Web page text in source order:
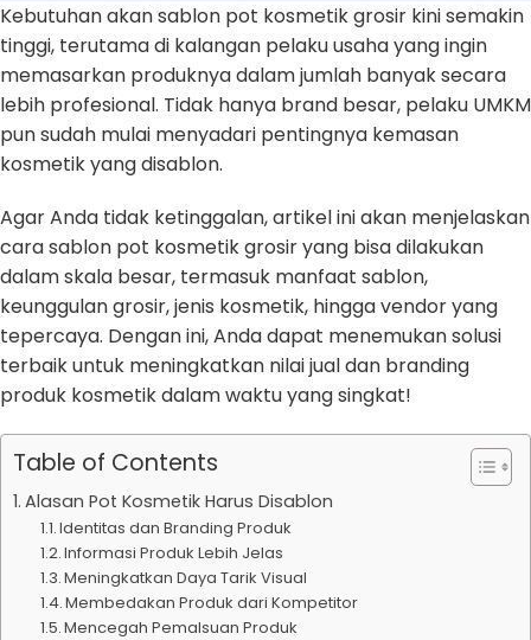
Kebutuhan akan sablon pot kosmetik grosir kini semakin
tinggi, terutama di kalangan pelaku usaha yang ingin
memasarkan produknya dalam jumlah banyak secara
lebih profesional. Tidak hanya brand besar, pelaku UMKM
pun sudah mulai menyadari pentingnya kemasan
kosmetik yang disablon.
Agar Anda tidak ketinggalan, artikel ini akan menjelaskan
cara sablon pot kosmetik grosir yang bisa dilakukan
dalam skala besar, termasuk manfaat sablon,
keunggulan grosir, jenis kosmetik, hingga vendor yang
tepercaya. Dengan ini, Anda dapat menemukan solusi
terbaik untuk meningkatkan nilai jual dan branding
produk kosmetik dalam waktu yang singkat!
Table of Contents
Alasan Pot Kosmetik Harus Disablon
Identitas dan Branding Produk
Informasi Produk Lebih Jelas
Meningkatkan Daya Tarik Visual
Membedakan Produk dari Kompetitor
Mencegah Pemalsuan Produk